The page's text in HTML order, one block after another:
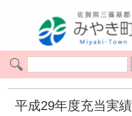
平成29年度充当実績